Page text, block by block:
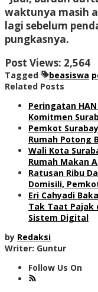
waktunya masih
lagi sebelum
pungkasnya.
Post Views: 2,564
Tagged beasiswa
Related Posts
Peringatan
Komitmen
Pemkot
Rumah Potong
Wali Kota
Rumah Makan
Ratusan Ribu
Domisili,
Eri Cahyadi
Tak Taat Pajak
Sistem Digital
by Redaksi
Writer: Guntur
Follow Us On